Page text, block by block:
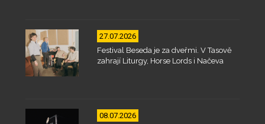
27.07.2026
Festival Beseda je za dveřmi. V Tasově
zahrají Liturgy, Horse Lords i Načeva
08.07.2026